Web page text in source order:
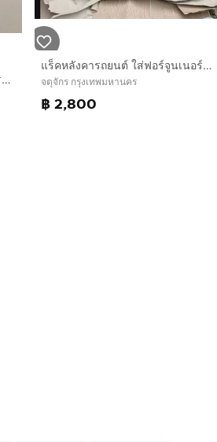
ฉากกั้นรถ Alphard 20 อุปกรณ์ครบ กระจก มอเตอร์ ใช้งานได้ปกติ
แร็คหลังคารถยนต์ ใส่ฟอร์จูนเนอร์ ปาเจโร่ และอื่นๆ แบบบาง สวยงาม มาตรฐาน แข็งแรง พร้อมอุปกรณ์สายรัดตัวยู 2 เส้น
จตุจักร กรุงเทพมหานคร
฿ 2,800